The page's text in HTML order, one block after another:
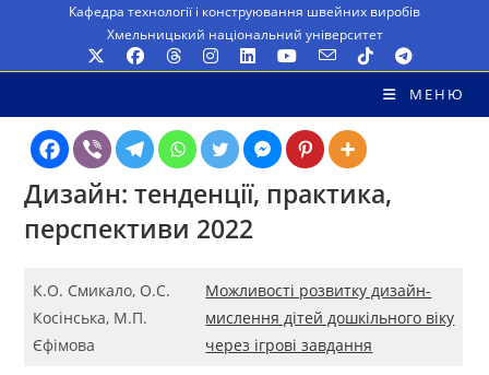
вмісту
Кафедра технології і конструювання швейних виробів
Хмельницький національний університет
МЕНЮ
Дизайн: тенденції, практика,
перспективи 2022
К.О. Смикало, О.С.
Косінська, М.П.
Єфімова
Можливості розвитку дизайн-
мислення дітей дошкільного віку
через ігрові завдання